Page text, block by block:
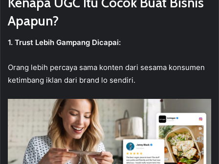
Apapun?
1. Trust Lebih Gampang Dicapai:
Orang lebih percaya sama konten dari sesama konsumen
ketimbang iklan dari brand lo sendiri.